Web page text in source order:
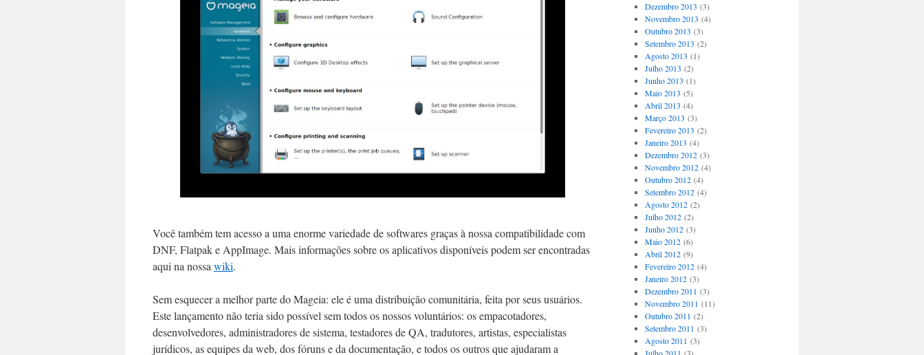
Você também tem acesso a uma enorme variedade de softwares graças à nossa compatibilidade com
DNF, Flatpak e AppImage. Mais informações sobre os aplicativos disponíveis podem ser encontradas
aqui na nossawiki.
Sem esquecer a melhor parte do Mageia: ele é uma distribuição comunitária, feita por seus usuários.
Este lançamento não teria sido possível sem todos os nossos voluntários: os empacotadores,
desenvolvedores, administradores de sistema, testadores de QA, tradutores, artistas, especialistas
jurídicos, as equipes da web, dos fóruns e da documentação, e todos os outros que ajudaram a
Dezembro 2013 (3)
Novembro 2013 (4)
Outubro 2013 (3)
Setembro 2013 (2)
Agosto 2013 (1)
Julho 2013 (2)
Junho 2013 (1)
Maio 2013 (5)
Abril 2013 (4)
Março 2013 (3)
Fevereiro 2013 (2)
Janeiro 2013 (4)
Dezembro 2012(3)
Novembro 2012(4)
Outubro 2012(4)
Setembro 2012(4)
Agosto 2012(2)
Julho 2012(2)
Junho 2012(3)
Maio 2012(6)
Abril 2012(9)
Fevereiro 2012(4)
Janeiro 2012(3)
Dezembro 2011 (3)
Novembro 2011 (11)
Outubro 2011 (2)
Setembro 2011 (3)
Agosto 2011 (3)